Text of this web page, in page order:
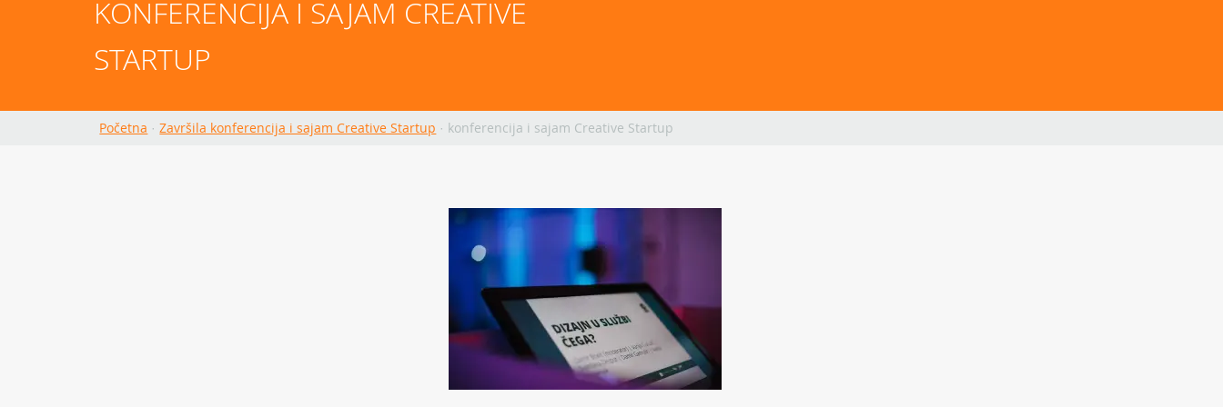
KONFERENCIJA I SAJAM CREATIVE
STARTUP
Početna ·Završila konferencija i sajam Creative Startup · konferencija i sajam Creative Startup